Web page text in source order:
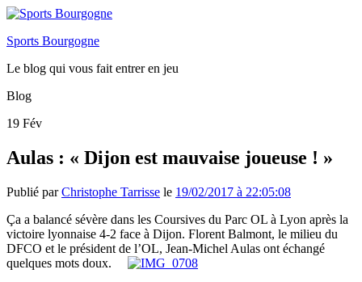
Sports Bourgogne
Le blog qui vous fait entrer en jeu
Blog
19 Fév
Aulas : « Dijon est mauvaise joueuse ! »
Publié parChristophe Tarrisse le 19/02/2017 à 22:05:08
Ça a balancé sévère dans les Coursives du Parc OL à Lyon après la
victoire lyonnaise 4-2 face à Dijon. Florent Balmont, le milieu du
DFCO et le président de l’OL, Jean-Michel Aulas ont échangé
quelques mots doux.